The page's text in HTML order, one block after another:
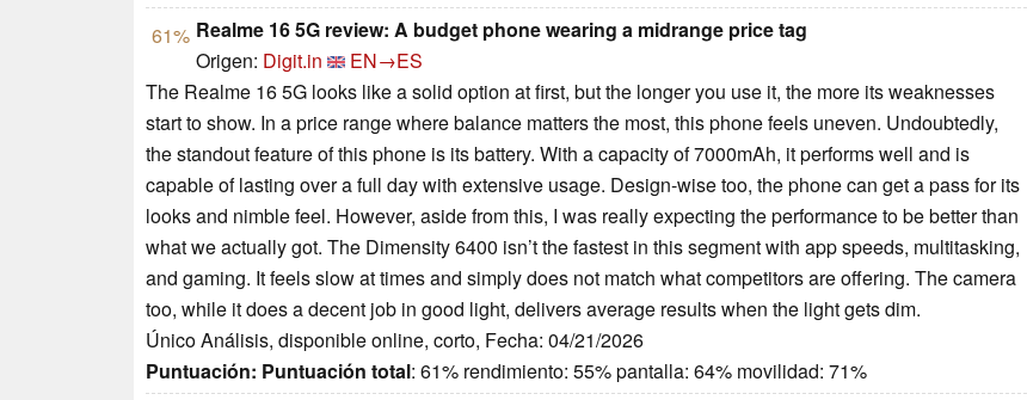
61% Realme 16 5G review: A budget phone wearing a midrange price tag
Origen: Digit.in
EN→ES
The Realme 16 5G looks like a solid option at first, but the longer you use it, the more its weaknesses
start to show. In a price range where balance matters the most, this phone feels uneven. Undoubtedly,
the standout feature of this phone is its battery. With a capacity of 7000mAh, it performs well and is
capable of lasting over a full day with extensive usage. Design-wise too, the phone can get a pass for its
looks and nimble feel. However, aside from this, I was really expecting the performance to be better than
what we actually got. The Dimensity 6400 isn’t the fastest in this segment with app speeds, multitasking,
and gaming. It feels slow at times and simply does not match what competitors are offering. The camera
too, while it does a decent job in good light, delivers average results when the light gets dim.
Único Análisis, disponible online, corto, Fecha: 04/21/2026
Puntuación: Puntuación total: 61% rendimiento: 55% pantalla: 64% movilidad: 71%